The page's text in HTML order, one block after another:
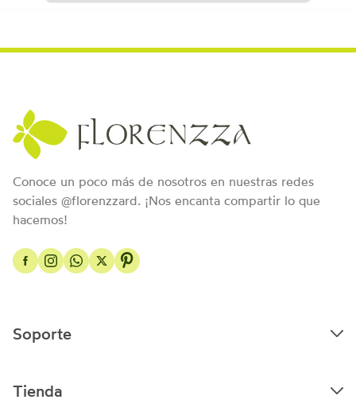
Conoce un poco más de nosotros en nuestras redes
sociales @florenzzard. ¡Nos encanta compartir lo que
hacemos!
Soporte
Tienda